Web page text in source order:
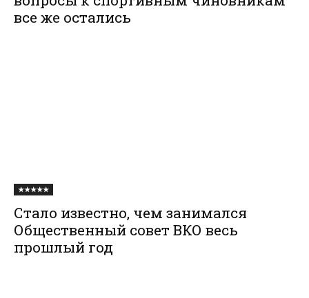
все же остались
★★★★★
Стало известно, чем занимался
Общественный совет ВКО весь
прошлый год